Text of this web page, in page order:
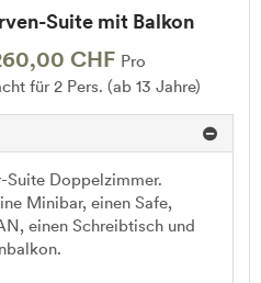
Suite mit Balkon
CHF Pro
für 2 Pers. (ab 13 Jahre)
Suite Doppelzimmer.
Minibar, einen Safe,
einen Schreibtisch und